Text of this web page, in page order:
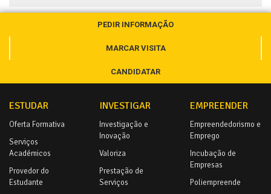
PEDIR INFORMAÇÃO
MARCAR VISITA
CANDIDATAR
ESTUDAR
Oferta Formativa
Serviços
Académicos
Provedor do
Estudante
INVESTIGAR
Investigação e
Inovação
Valoriza
Prestação de
Serviços
EMPREENDER
Empreendedorismo e
Emprego
Incubação de
Empresas
Poliempreende